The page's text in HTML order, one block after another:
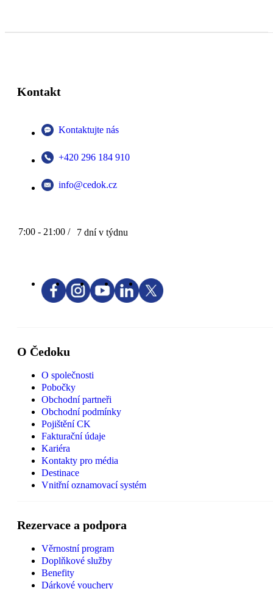
Kontakt
Kontaktujte nás
+420 296 184 910
info@cedok.cz
7:00 - 21:00 / 7 dní v týdnu
O Čedoku
O společnosti
Pobočky
Obchodní partneři
Obchodní podmínky
Pojištění CK
Fakturační údaje
Kariéra
Kontakty pro média
Destinace
Vnitřní oznamovací systém
Rezervace a podpora
Věrnostní program
Doplňkové služby
Benefity
Dárkové vouchery